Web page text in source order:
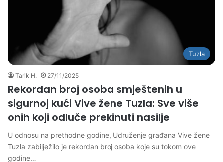
Tuzla
Tarik H. 27/11/2025
Rekordan broj osoba smještenih u
sigurnoj kući Vive žene Tuzla: Sve više
onih koji odluče prekinuti nasilje
U odnosu na prethodne godine, Udruženje građana Vive žene
Tuzla zabilježilo je rekordan broj osoba koje su tokom ove
godine…